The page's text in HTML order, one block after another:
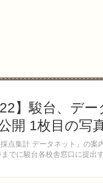
】駿台、デ
開 1枚目の写
点集計 データネット」の案
でに駿台各校舎窓口に提出